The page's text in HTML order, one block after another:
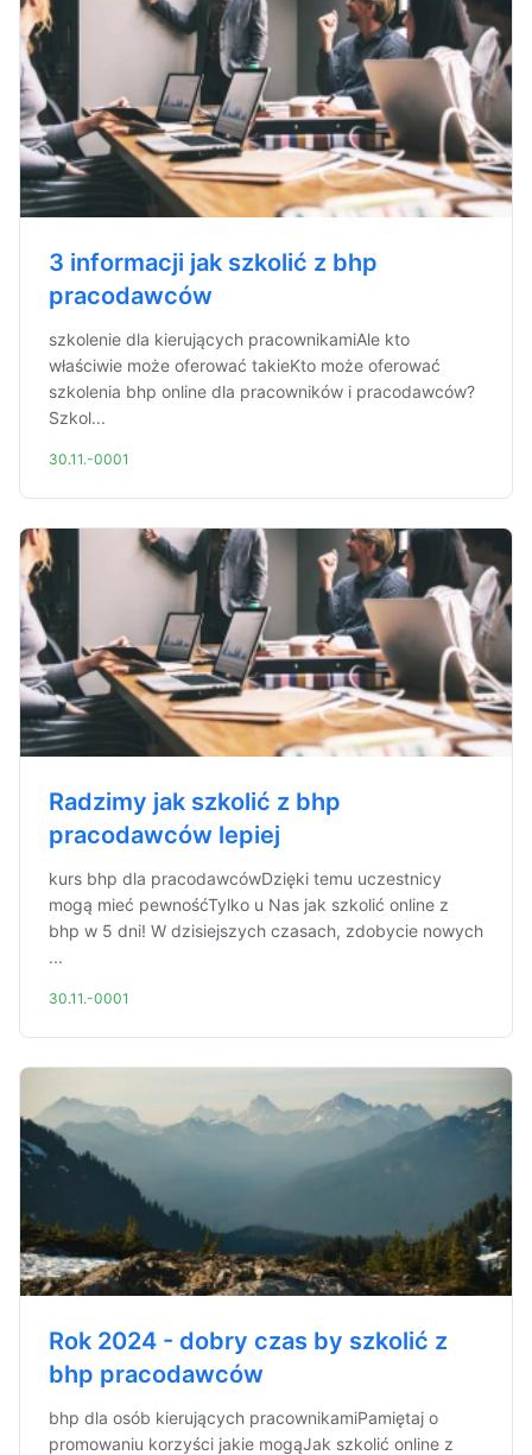
3 informacji jak szkolić z bhp
pracodawców
szkolenie dla kierujących pracownikamiAle kto
właściwie może oferować takieKto może oferować
szkolenia bhp online dla pracowników i pracodawców?
Szkol...
30.11.-0001
Radzimy jak szkolić z bhp
pracodawców lepiej
kurs bhp dla pracodawcówDzięki temu uczestnicy
mogą mieć pewnośćTylko u Nas jak szkolić online z
bhp w 5 dni! W dzisiejszych czasach, zdobycie nowych
...
30.11.-0001
Rok 2024 - dobry czas by szkolić z
bhp pracodawców
bhp dla osób kierujących pracownikamiPamiętaj o
promowaniu korzyści jakie mogąJak szkolić online z